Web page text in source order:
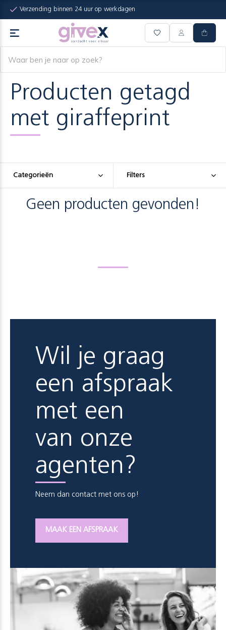
Verzending binnen 24 uur op werkdagen
Producten getagd
met giraffeprint
Categorieën Filters
Geen producten gevonden!
Wil je graag
een afspraak
met een
van onze
agenten?
Neem dan contact met ons op!
MAAK EEN AFSPRAAK